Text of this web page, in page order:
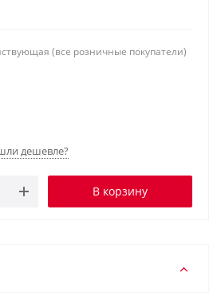
(все розничные покупатели)
дешевле?
В корзину